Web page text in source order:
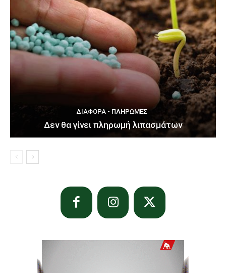
ΔΙΆΦΟΡΑ - ΠΛΗΡΩΜΈΣ
Δεν θα γίνει πληρωμή λιπασμάτων